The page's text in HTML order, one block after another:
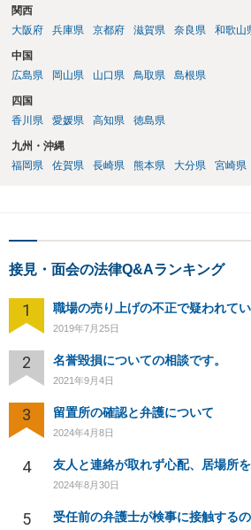
関西
大阪府
兵庫県 京都府 滋賀県 奈良県 和歌山
中国
広島県
岡山県 山口県 鳥取県 島根県
四国
香川県
愛媛県 高知県 徳島県
九州・沖縄
福岡県
佐賀県 長崎県 熊本県 大分県 宮崎県
接見・面会の法律Q&Aランキング
1 職場の売り上げの不正で疑われてい
2019年7月25日
2 名誉毀損についての相談です。
2021年9月4日
3 留置所の確認と弁護について
2024年4月8日
4 友人と連絡が取れず心配、居場所
2024年8月30日
5 受任前の弁護士が検事に接触する